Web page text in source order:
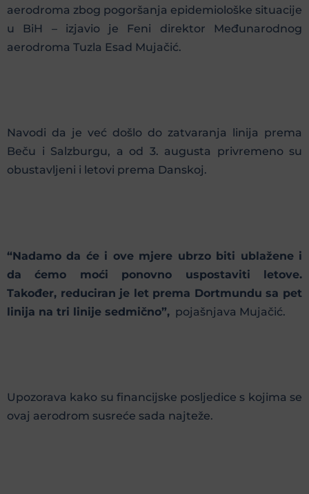
aerodroma zbog pogoršanja epidemiološke situacije
u BiH – izjavio je Feni direktor Međunarodnog
aerodroma Tuzla Esad Mujačić.
Navodi da je već došlo do zatvaranja linija prema
Beču i Salzburgu, a od 3. augusta privremeno su
obustavljeni i letovi prema Danskoj.
“Nadamo da će i ove mjere ubrzo biti ublažene i
da ćemo moći ponovno uspostaviti letove.
Također, reduciran je let prema Dortmundu sa pet
linija na tri linije sedmično”, pojašnjava Mujačić.
Upozorava kako su financijske posljedice s kojima se
ovaj aerodrom susreće sada najteže.